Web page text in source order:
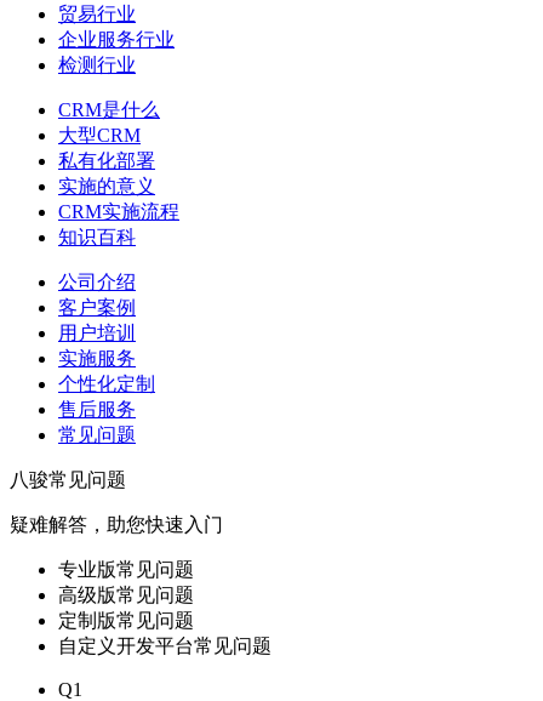
贸易行业
企业服务行业
检测行业
CRM是什么
大型CRM
私有化部署
实施的意义
CRM实施流程
知识百科
公司介绍
客户案例
用户培训
实施服务
个性化定制
售后服务
常见问题
八骏常见问题
疑难解答，助您快速入门
专业版常见问题
高级版常见问题
定制版常见问题
自定义开发平台常见问题
Q1